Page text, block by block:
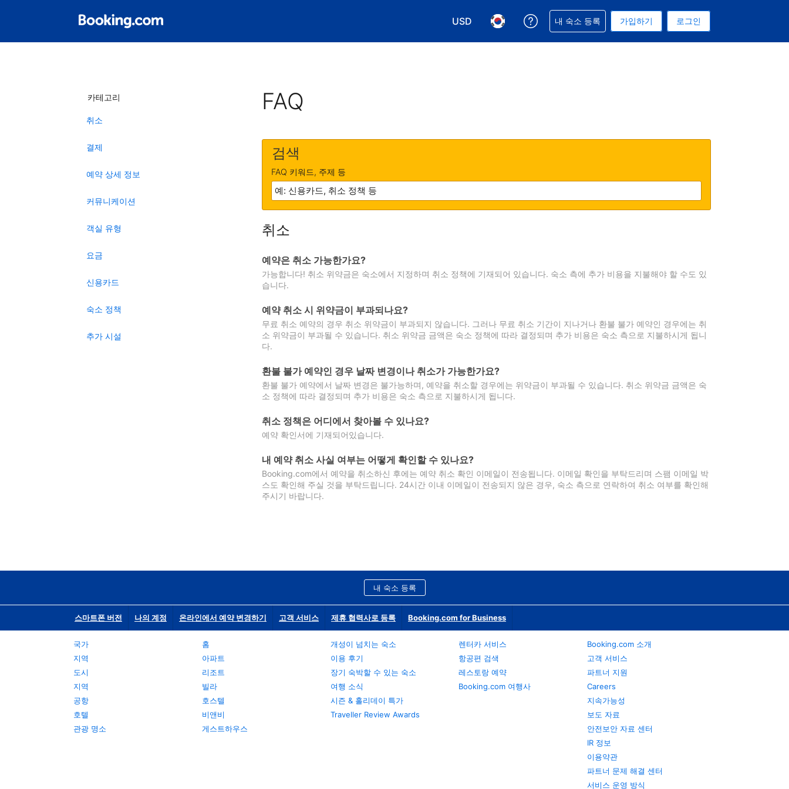
USD
통화 선택. 현재 선택된 통화는 미국 달러입니다
언어 선택. 현재 선택된 언어는 한국어입니다
예약과 관련해 도움을 받으실 수 있습니다
내 숙소 등록 가입하기 로그인
카테고리
취소
결제
예약 상세 정보
커뮤니케이션
객실 유형
요금
신용카드
숙소 정책
추가 시설
FAQ
검색
FAQ 키워드, 주제 등
취소
예약은 취소 가능한가요?
가능합니다! 취소 위약금은 숙소에서 지정하며 취소 정책에 기재되어 있습니다. 숙소 측에 추가 비용을 지불해야 할 수도 있
습니다.
예약 취소 시 위약금이 부과되나요?
무료 취소 예약의 경우 취소 위약금이 부과되지 않습니다. 그러나 무료 취소 기간이 지나거나 환불 불가 예약인 경우에는 취
소 위약금이 부과될 수 있습니다. 취소 위약금 금액은 숙소 정책에 따라 결정되며 추가 비용은 숙소 측으로 지불하시게 됩니
다.
환불 불가 예약인 경우 날짜 변경이나 취소가 가능한가요?
환불 불가 예약에서 날짜 변경은 불가능하며, 예약을 취소할 경우에는 위약금이 부과될 수 있습니다. 취소 위약금 금액은 숙
소 정책에 따라 결정되며 추가 비용은 숙소 측으로 지불하시게 됩니다.
취소 정책은 어디에서 찾아볼 수 있나요?
예약 확인서에 기재되어있습니다.
내 예약 취소 사실 여부는 어떻게 확인할 수 있나요?
Booking.com에서 예약을 취소하신 후에는 예약 취소 확인 이메일이 전송됩니다. 이메일 확인을 부탁드리며 스팸 이메일 박
스도 확인해 주실 것을 부탁드립니다. 24시간 이내 이메일이 전송되지 않은 경우, 숙소 측으로 연락하여 취소 여부를 확인해
주시기 바랍니다.
내 숙소 등록
스마트폰 버전 나의 계정 온라인에서 예약 변경하기 고객 서비스 제휴 협력사로 등록 Booking.com for Business
국가
지역
도시
지역
공항
호텔
관광 명소
홈
아파트
리조트
빌라
호스텔
비앤비
게스트하우스
개성이 넘치는 숙소
이용 후기
장기 숙박할 수 있는 숙소
여행 소식
시즌 & 홀리데이 특가
Traveller Review Awards
렌터카 서비스
항공편 검색
레스토랑 예약
Booking.com 여행사
Booking.com 소개
고객 서비스
파트너 지원
Careers
지속가능성
보도 자료
안전보안 자료 센터
IR 정보
이용약관
파트너 문제 해결 센터
서비스 운영 방식